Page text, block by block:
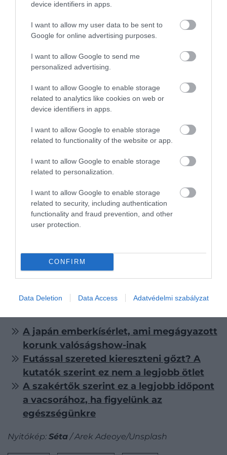
device identifiers in apps.
I want to allow my user data to be sent to
Google for online advertising purposes.
I want to allow Google to send me
personalized advertising.
I want to allow Google to enable storage
related to analytics like cookies on web or
device identifiers in apps.
I want to allow Google to enable storage
related to functionality of the website or app.
I want to allow Google to enable storage
related to personalization.
I want to allow Google to enable storage
related to security, including authentication
functionality and fraud prevention, and other
user protection.
CONFIRM
Data Deletion Data Access Adatvédelmi szabályzat
eredményekmegdöbbentőek voltak: a japán
módszerrel sétálók sokkal jobban teljesítettek, mint
a többiek – még azoknál is, akik hetente közel 30
000 lépést tettek meg. Az eredmények szerint a
japán séta tehát 29-szeresére növelte az
állóképességi fittséget,10-szeres javulást
eredményezett a láberőben és 3-szor jobban
csökkentette a vérnyomást.
Fotó:maxbelchenko/Shutterstock
A japán emberkísérlet, ami megágyazott
korunk valóságshow-inak
Futással szereted kiereszteni gőzt? A
kutatók szerint ez nem a legjobb ötlet
A szakértők szerint ez a legjobb időpont
a vacsorához, ha figyelünk az
egészségünkre
Nyitókép: Séta/ Arek Adeoye/Unsplash